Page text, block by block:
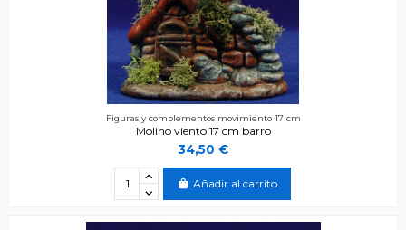
Figuras y complementos movimiento 17 cm
Molino viento 17 cm barro
34,50 €
Añadir al carrito